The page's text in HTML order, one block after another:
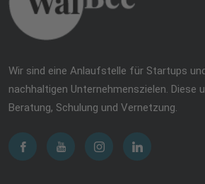
Wir sind eine Anlaufstelle für Startups
nachhaltigen Unternehmenszielen. Diese
Beratung, Schulung und Vernetzung.